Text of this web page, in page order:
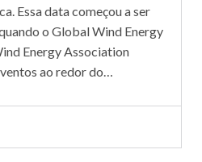
Essa data começou a ser
o Global Wind Energy
Energy Association
ao redor do…